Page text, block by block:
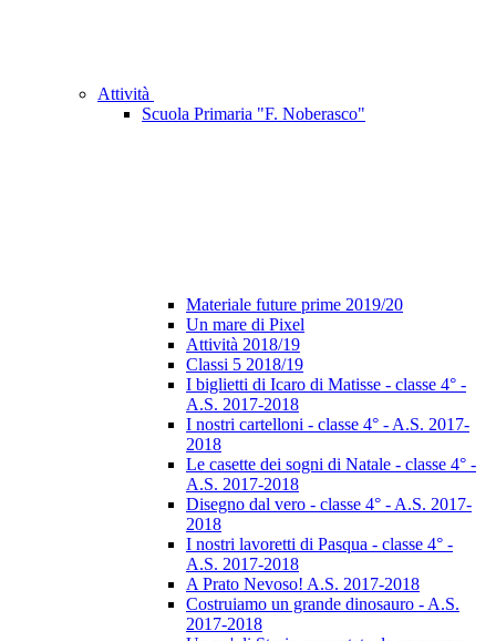
Attività
Scuola Primaria "F. Noberasco"
Materiale future prime 2019/20
Un mare di Pixel
Attività 2018/19
Classi 5 2018/19
I biglietti di Icaro di Matisse - classe 4° -
A.S. 2017-2018
I nostri cartelloni - classe 4° - A.S. 2017-
2018
Le casette dei sogni di Natale - classe 4° -
A.S. 2017-2018
Disegno dal vero - classe 4° - A.S. 2017-
2018
I nostri lavoretti di Pasqua - classe 4° -
A.S. 2017-2018
A Prato Nevoso! A.S. 2017-2018
Costruiamo un grande dinosauro - A.S.
2017-2018